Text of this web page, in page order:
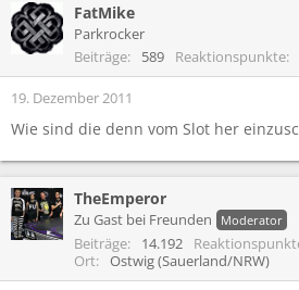
FatMike
Parkrocker
Beiträge
589 Reaktionspunkte
19. Dezember 2011
Wie sind die denn vom Slot her
TheEmperor
Zu Gast bei Freunden Moderator
Beiträge 14.192
Ort
Ostwig (Sauerland/NRW)